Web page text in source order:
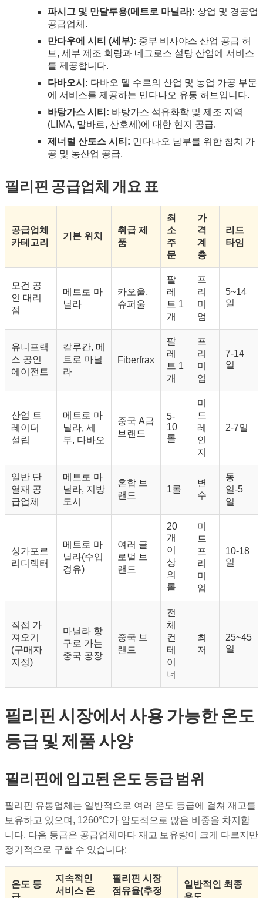
파시그 및 만달루용(메트로 마닐라): 상업 및 경공업
공급업체.
만다우에 시티 (세부): 중부 비사야스 산업 공급 허
브, 세부 제조 회랑과 네그로스 설탕 산업에 서비스
를 제공합니다.
다바오시: 다바오 델 수르의 산업 및 농업 가공 부문
에 서비스를 제공하는 민다나오 유통 허브입니다.
바탕가스 시티: 바탕가스 석유화학 및 제조 지역
(LIMA, 말바르, 산호세)에 대한 현지 공급.
제너럴 산토스 시티: 민다나오 남부를 위한 참치 가
공 및 농산업 공급.
필리핀 공급업체 개요 표
공급업체
카테고리
기본 위치
취급 제
품
최
소
주
문
가
격
계
층
리드
타임
모건 공
인 대리
점
메트로 마
닐라
카오울,
슈퍼울
팔
레
트 1
개
프
리
미
엄
5~14
일
유니프랙
스 공인
에이전트
칼루칸, 메
트로 마닐
라
Fiberfrax
팔
레
트 1
개
프
리
미
엄
7-14
일
산업 트
레이더
설립
메트로 마
닐라, 세
부, 다바오
중국 A급
브랜드
5-
10
롤
미
드
레
인
지
2-7일
일반 단
열재 공
급업체
메트로 마
닐라, 지방
도시
혼합 브
랜드
1롤
변
수
동
일-5
일
싱가포르
리디렉터
메트로 마
닐라(수입
경유)
여러 글
로벌 브
랜드
20
개
이
상
의
롤
미
드
프
리
미
엄
10-18
일
직접 가
져오기
(구매자
지정)
마닐라 항
구로 가는
중국 공장
중국 브
랜드
전
체
컨
테
이
너
최
저
25~45
일
필리핀 시장에서 사용 가능한 온도
등급 및 제품 사양
필리핀에 입고된 온도 등급 범위
필리핀 유통업체는 일반적으로 여러 온도 등급에 걸쳐 재고를
보유하고 있으며, 1260°C가 압도적으로 많은 비중을 차지합
니다. 다음 등급은 공급업체마다 재고 보유량이 크게 다르지만
정기적으로 구할 수 있습니다:
온도 등
지속적인
서비스 온
필리핀 시장
점유율(추정
일반적인 최종